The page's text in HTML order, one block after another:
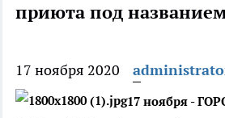
приюта под
17 ноября 2020
17 ноября -